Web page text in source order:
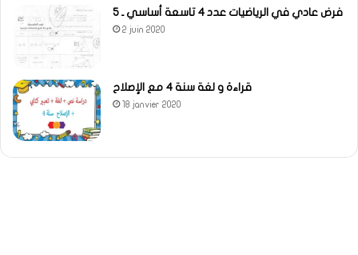
فرض عادي في الرياضيات عدد 4 تاسعة أساسي ـ 5
2 juin 2020
قراءة و لغة سنة 4 مع الإصلاح
18 janvier 2020